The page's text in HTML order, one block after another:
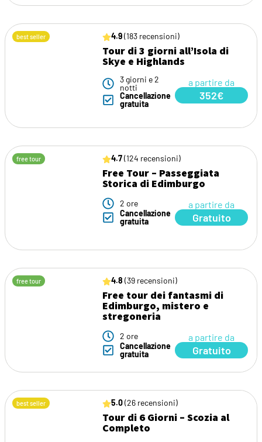
best seller 4.9(183 recensioni)
Tour di 3 giorni all’Isola di
Skye e Highlands
3 giorni e 2
notti
Cancellazione
gratuita
a partire da
352€
free tour 4.7(124 recensioni)
Free Tour – Passeggiata
Storica di Edimburgo
2 ore
Cancellazione
gratuita
a partire da
Gratuito
free tour 4.8 (39 recensioni)
Free tour dei fantasmi di
Edimburgo, mistero e
stregoneria
2 ore
Cancellazione
gratuita
a partire da
Gratuito
best seller 5.0(26 recensioni)
Tour di 6 Giorni – Scozia al
Completo